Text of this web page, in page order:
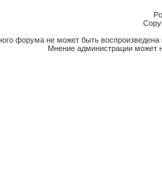
форума не может быть
Мнение администрации может